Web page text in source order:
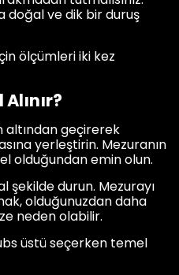
doğal ve dik bir duruş
ölçümleri iki kez
altından geçirerek
yerleştirin. Mezuranın
olduğundan emin olun.
şekilde durun. Mezurayı
olduğunuzdan daha
neden olabilir.
üstü seçerken temel